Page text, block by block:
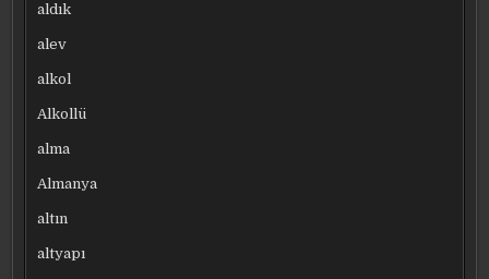
aldık
alev
alkol
Alkollü
alma
Almanya
altın
altyapı